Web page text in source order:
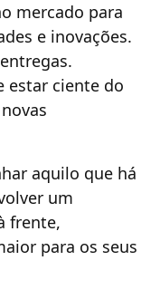
mercado para
e inovações.
estar ciente do
aquilo que há
um
frente,
para os seus